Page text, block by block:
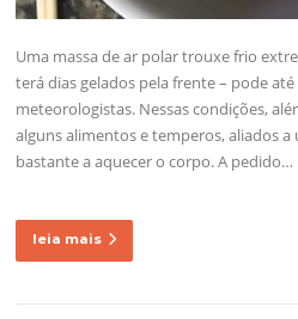
Uma massa de ar polar trouxe frio
terá dias gelados pela frente – pode
meteorologistas. Nessas condições,
alguns alimentos e temperos, aliados
bastante a aquecer o corpo. A pedido…
leia mais